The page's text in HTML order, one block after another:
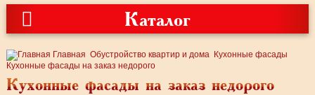
Каталог
Главная Обустройство квартир и дома Кухонные фасады
Кухонные фасады на заказ недорого
Кухонные фасады на заказ недорого